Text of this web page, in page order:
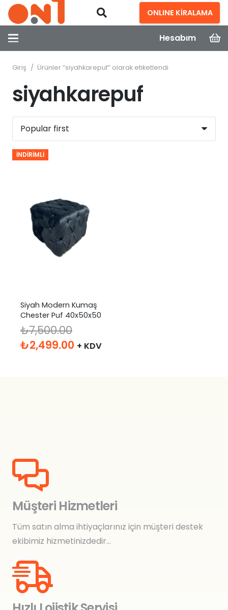
ONLINE KİRALAMA
Hesabım
Giriş / Ürünler “siyahkarepuf” olarak etiketlendi
siyahkarepuf
İNDIRIMLI
Siyah Modern Kumaş
Chester Puf 40x50x50
₺7,500.00
Orijinal
₺2,499.00 Şu
+ KDV
Müşteri Hizmetleri
Tüm satın alma ihtiyaçlarınız için müşteri destek
ekibimiz hizmetinizdedir…